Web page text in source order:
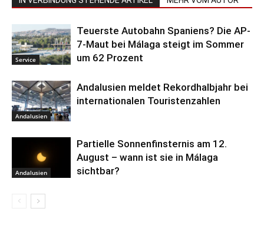
Service
Teuerste Autobahn Spaniens? Die AP-
7-Maut bei Málaga steigt im Sommer
um 62 Prozent
Andalusien
Andalusien meldet Rekordhalbjahr bei
internationalen Touristenzahlen
Andalusien
Partielle Sonnenfinsternis am 12.
August – wann ist sie in Málaga
sichtbar?